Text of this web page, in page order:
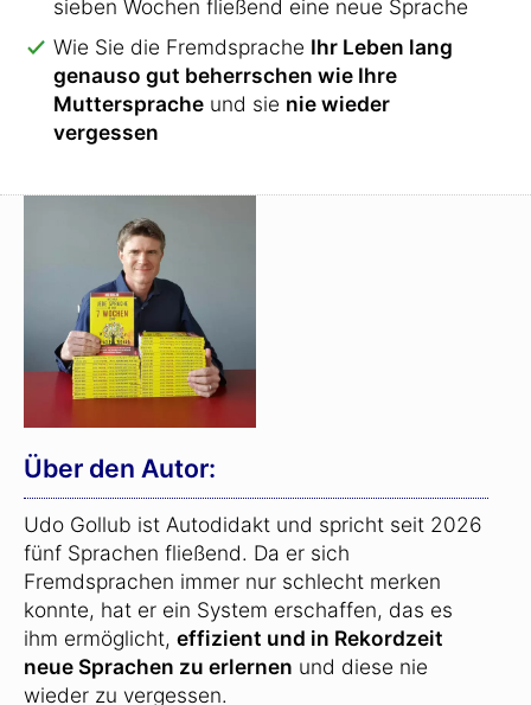
sieben Wochen fließend eine neue Sprache
Wie Sie die Fremdsprache Ihr Leben lang
genauso gut beherrschen wie Ihre
Muttersprache und sie nie wieder
vergessen
Über den Autor:
Udo Gollub ist Autodidakt und spricht seit 2026
fünf Sprachen fließend. Da er sich
Fremdsprachen immer nur schlecht merken
konnte, hat er ein System erschaffen, das es
ihm ermöglicht, effizient und in Rekordzeit
neue Sprachen zu erlernen und diese nie
wieder zu vergessen.